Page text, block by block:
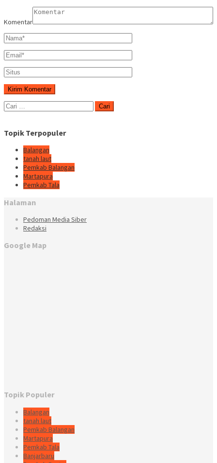
Komentar
Cari
untuk:
Topik Terpopuler
Balangan
tanah laut
Pemkab Balangan
Martapura
Pemkab Tala
Halaman
Pedoman Media Siber
Redaksi
Google Map
Topik Populer
Balangan
tanah laut
Pemkab Balangan
Martapura
Pemkab Tala
Banjarbaru